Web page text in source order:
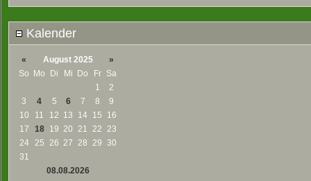
Kalender
« August 2025
»
So Mo Di Mi Do Fr
Sa
1
2
3
4 5 6 7 8
9
10
11 12 13 14 15
16
17
18 19 20 21 22 23
24
25 26 27 28 29 30
31
08.08.2026